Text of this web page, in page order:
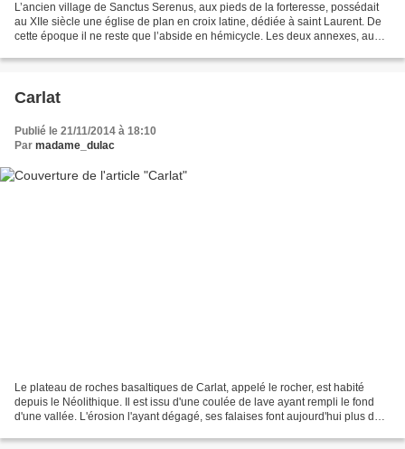
L’ancien village de Sanctus Serenus, aux pieds de la forteresse, possédait
au XIIe siècle une église de plan en croix latine, dédiée à saint Laurent. De
cette époque il ne reste que l’abside en hémicycle. Les deux annexes, au
Carlat
Publié le 21/11/2014 à 18:10
Par madame_dulac
Le plateau de roches basaltiques de Carlat, appelé le rocher, est habité
depuis le Néolithique. Il est issu d'une coulée de lave ayant rempli le fond
d'une vallée. L'érosion l'ayant dégagé, ses falaises font aujourd'hui plus de